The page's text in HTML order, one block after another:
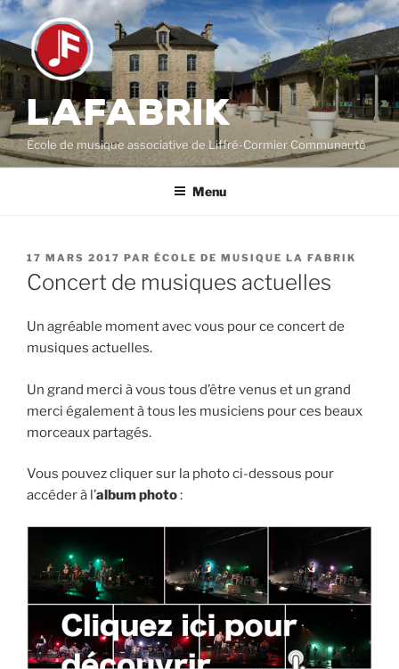
Aller
au
contenu
principal
LAFABRIK
École de musique associative de Liffré-Cormier Communauté
Menu
PUBLIÉ
LE
17 MARS 2017 PAR ÉCOLE DE MUSIQUE LA FABRIK
Concert de musiques actuelles
Un agréable moment avec vous pour ce concert de
musiques actuelles.
Un grand merci à vous tous d’être venus et un grand
merci également à tous les musiciens pour ces beaux
morceaux partagés.
Vous pouvez cliquer sur la photo ci-dessous pour
accéder à l’album photo: